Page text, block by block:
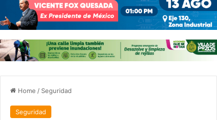
Home / Seguridad
Seguridad